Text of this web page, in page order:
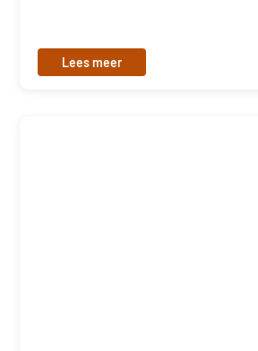
Lees meer